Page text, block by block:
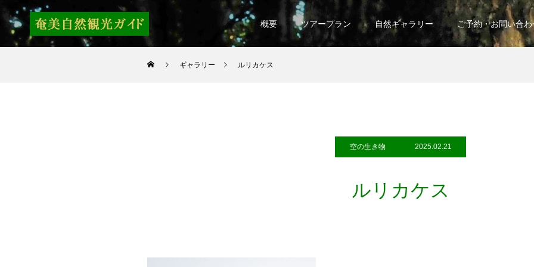
概要 ツアープラン 自然ギャラリー ご予約・お問い合わ
ギャラリー ルリカケス
空の生き物 2025.02.21
ルリカケス